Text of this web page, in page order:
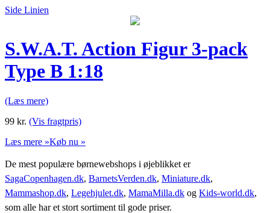
Side Linien
S.W.A.T. Action Figur 3-pack
Type B 1:18
(Læs mere)
99 kr. (Vis fragtpris)
Læs mere »Køb nu »
De mest populære børnewebshops i øjeblikket er
SagaCopenhagen.dk, BarnetsVerden.dk, Miniature.dk,
Mammashop.dk, Legehjulet.dk, MamaMilla.dk og Kids-world.dk,
som alle har et stort sortiment til gode priser.